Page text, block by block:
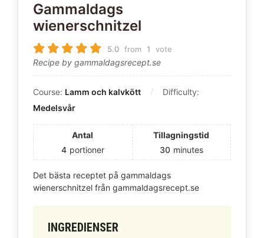
Gammaldags
wienerschnitzel
5.0 from 1 vote
Recipe by gammaldagsrecept.se
Course: Lamm och kalvkött
Difficulty:
Medelsvår
Antal
4 portioner
Tillagningstid
30 minutes
Det bästa receptet på gammaldags
wienerschnitzel från gammaldagsrecept.se
INGREDIENSER